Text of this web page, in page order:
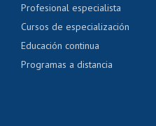
Profesional especialista
Cursos de especialización
Educación continua
Programas a distancia